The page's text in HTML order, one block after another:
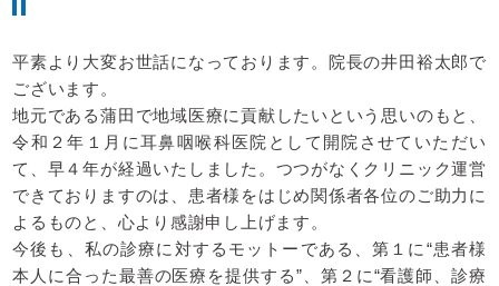
平素より大変お世話になっております。院長の井田裕太郎で
ございます。
地元である蒲田で地域医療に貢献したいという思いのもと、
令和２年１月に耳鼻咽喉科医院として開院させていただい
て、早４年が経過いたしました。つつがなくクリニック運営
できておりますのは、患者様をはじめ関係者各位のご助力に
よるものと、心より感謝申し上げます。
今後も、私の診療に対するモットーである、第１に“患者様
本人に合った最善の医療を提供する”、第２に“看護師、診療